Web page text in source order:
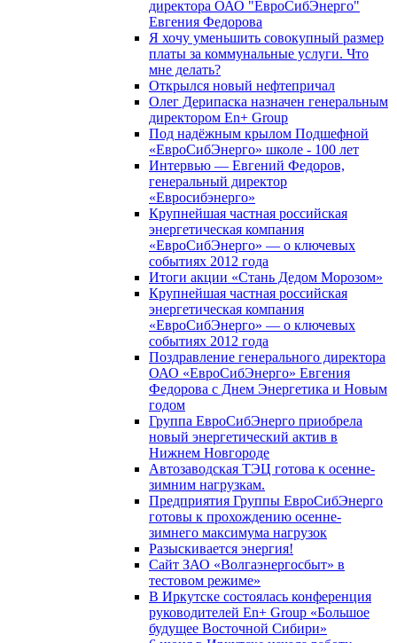
директора ОАО "ЕвроСибЭнерго"
Евгения Федорова
Я хочу уменьшить совокупный размер
платы за коммунальные услуги. Что
мне делать?
Открылся новый нефтепричал
Олег Дерипаска назначен генеральным
директором En+ Group
Под надёжным крылом Подшефной
«ЕвроСибЭнерго» школе - 100 лет
Интервью — Евгений Федоров,
генеральный директор
«Евросибэнерго»
Крупнейшая частная российская
энергетическая компания
«ЕвроСибЭнерго» — о ключевых
событиях 2012 года
Итоги акции «Стань Дедом Морозом»
Крупнейшая частная российская
энергетическая компания
«ЕвроСибЭнерго» — о ключевых
событиях 2012 года
Поздравление генерального директора
ОАО «ЕвроСибЭнерго» Евгения
Федорова с Днем Энергетика и Новым
годом
Группа ЕвроСибЭнерго приобрела
новый энергетический актив в
Нижнем Новгороде
Автозаводская ТЭЦ готова к осенне-
зимним нагрузкам.
Предприятия Группы ЕвроСибЭнерго
готовы к прохождению осенне-
зимнего максимума нагрузок
Разыскивается энергия!
Сайт ЗАО «Волгаэнергосбыт» в
тестовом режиме»
В Иркутске состоялась конференция
руководителей En+ Group «Большое
будущее Восточной Сибири»